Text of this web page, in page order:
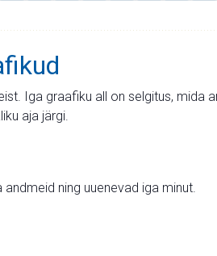
Iga graafiku all on selgitus, mida
aja järgi.
ning uuenevad iga minut.